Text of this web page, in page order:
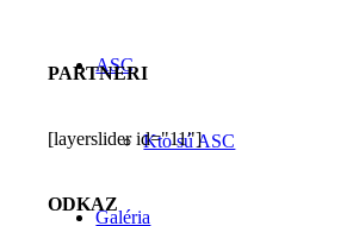
ASC
Kto sú ASC
Galéria
PARTNERI
[layerslider id="11"]
ODKAZ